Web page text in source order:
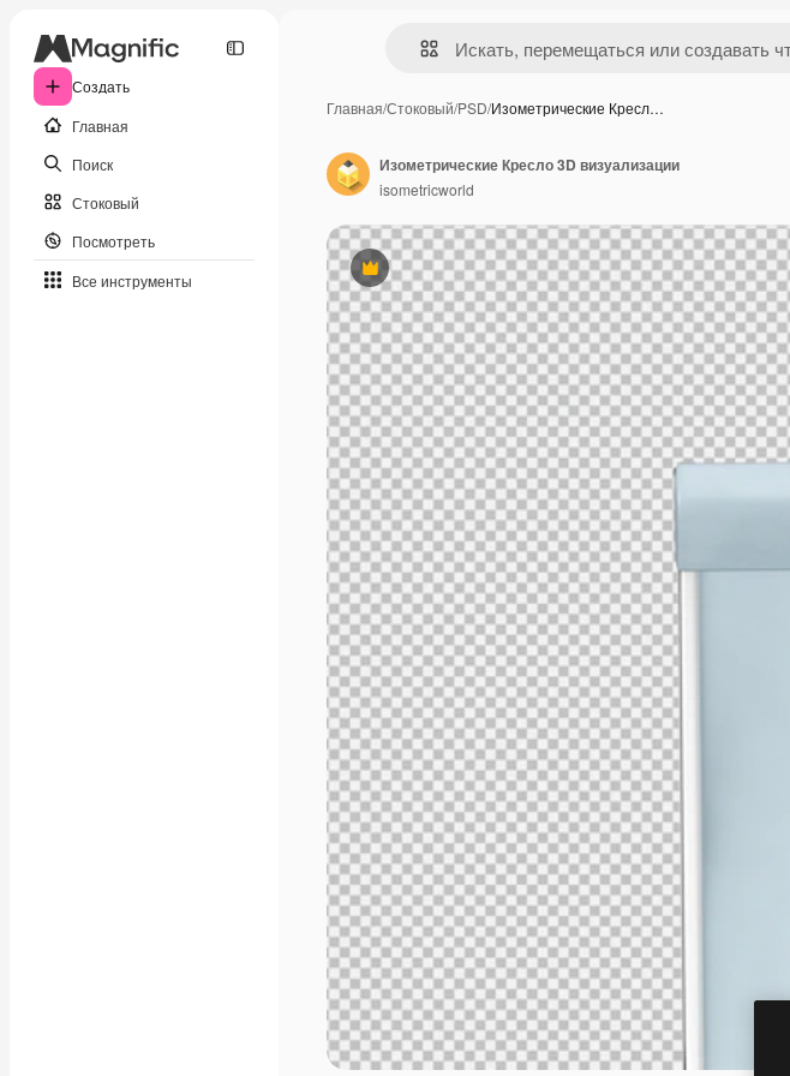
Создать
Главная
Поиск
Стоковый
Посмотреть
Все инструменты
Главная/Стоковый/PSD/Изометрические Кресл…
Премиум
Изометрические Кресло 3D визуализации
isometricworld